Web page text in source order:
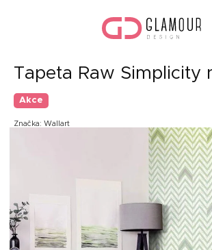
Tapeta Raw Simplicity
Akce
Značka: Wallart